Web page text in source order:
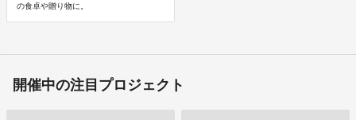
の食卓や贈り物に。
開催中の注目プロジェクト